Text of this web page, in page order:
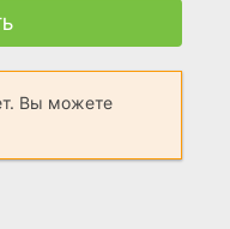
Вы можете